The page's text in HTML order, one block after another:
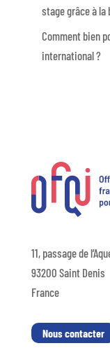
stage grâce à la
Comment bien
international ?
11, passage de
93200 Saint Denis
France
Nous contacter